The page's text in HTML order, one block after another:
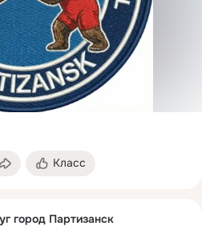
Класс
город Партизанск